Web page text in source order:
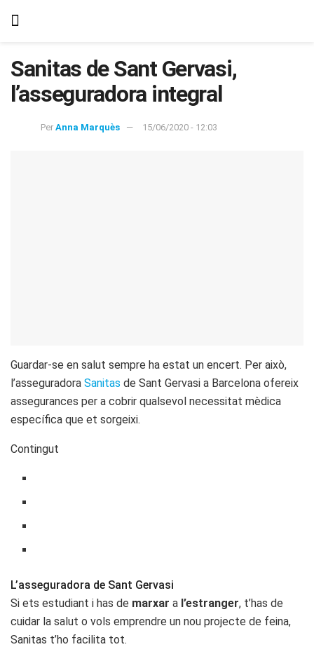
Sanitas de Sant Gervasi,
l’asseguradora integral
Per Anna Marquès 15/06/2020 - 12:03
Guardar-se en salut sempre ha estat un encert. Per això,
l’asseguradora Sanitas de Sant Gervasi a Barcelona ofereix
assegurances per a cobrir qualsevol necessitat mèdica
específica que et sorgeixi.
Contingut
L’asseguradora de Sant Gervasi
Si ets estudiant i has de marxar a l’estranger, t’has de
cuidar la salut o vols emprendre un nou projecte de feina,
Sanitas t’ho facilita tot.